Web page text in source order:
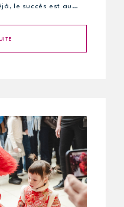
le succès est au…